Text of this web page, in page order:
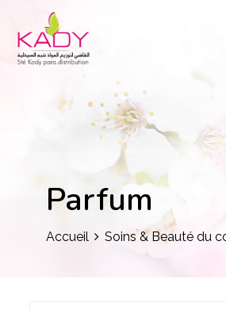
Parfum
Accueil Soins & Beauté du